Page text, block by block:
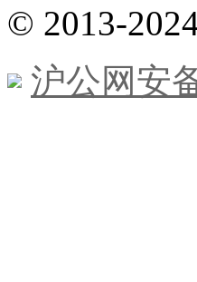
© 2013-
沪公网安